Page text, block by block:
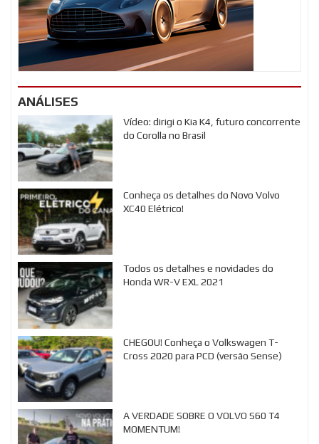
ANÁLISES
Vídeo: dirigi o Kia K4, futuro concorrente
do Corolla no Brasil
Conheça os detalhes do Novo Volvo
XC40 Elétrico!
Todos os detalhes e novidades do
Honda WR-V EXL 2021
CHEGOU! Conheça o Volkswagen T-
Cross 2020 para PCD (versão Sense)
A VERDADE SOBRE O VOLVO S60 T4
MOMENTUM!